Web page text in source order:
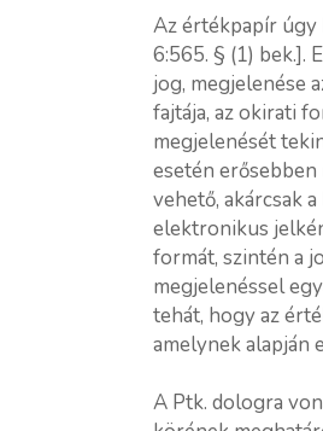
Az értékpapír úgy
6:565. § (1) bek.].
jog, megjelenése
fajtája, az okirati
megjelenését
esetén
vehető, akárcsak
elektronikus
formát, szintén a
megjelenéssel
tehát, hogy az
amelynek alapján
A Ptk. dologra